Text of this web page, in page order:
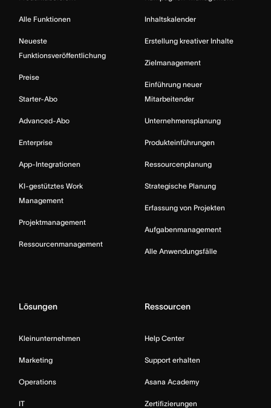
Alle Funktionen
Neueste
Funktionsveröffentlichung
Preise
Starter-Abo
Advanced-Abo
Enterprise
App-Integrationen
KI-gestütztes Work
Management
Projektmanagement
Ressourcenmanagement
Inhaltskalender
Erstellung kreativer Inhalte
Zielmanagement
Einführung neuer
Mitarbeitender
Unternehmensplanung
Produkteinführungen
Ressourcenplanung
Strategische Planung
Erfassung von Projekten
Aufgabenmanagement
Alle Anwendungsfälle
Lösungen
Kleinunternehmen
Marketing
Operations
IT
Ressourcen
Help Center
Support erhalten
Asana Academy
Zertifizierungen